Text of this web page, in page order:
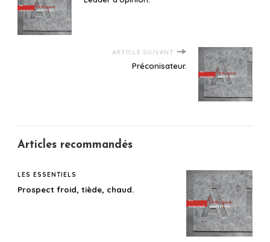
ARTICLE SUIVANT
Préconisateur.
Articles recommandés
LES ESSENTIELS
Prospect froid, tiède, chaud.